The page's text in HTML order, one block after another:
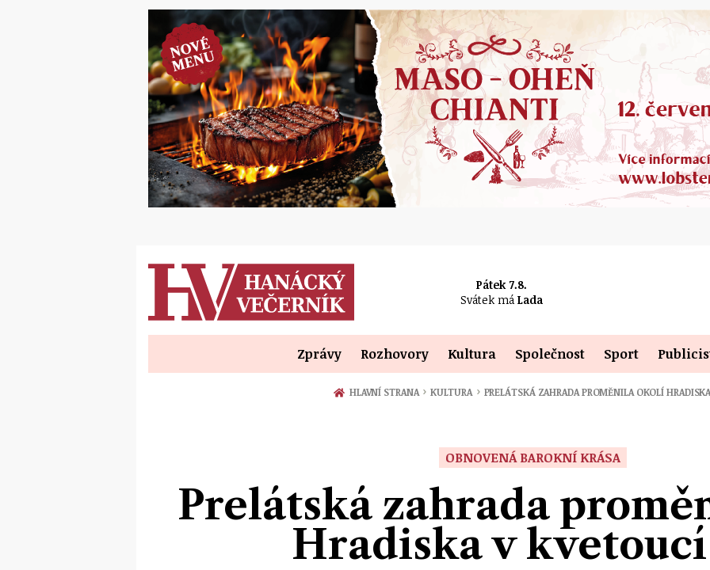
Pátek 7.8.
Svátek má Lada
Zprávy Rozhovory Kultura Společnost Sport
HLAVNÍ STRANA › KULTURA › PRELÁTSKÁ ZAHRADA PROMĚNILA OKOLÍ
OBNOVENÁ BAROKNÍ KRÁSA
Prelátská zahrada
Hradiska v